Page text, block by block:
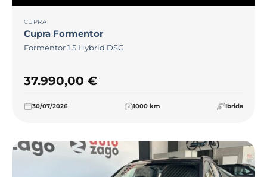
CUPRA
Cupra Formentor
Formentor 1.5 Hybrid DSG
37.990,00 €
30/07/2026 1000 km Ibrida